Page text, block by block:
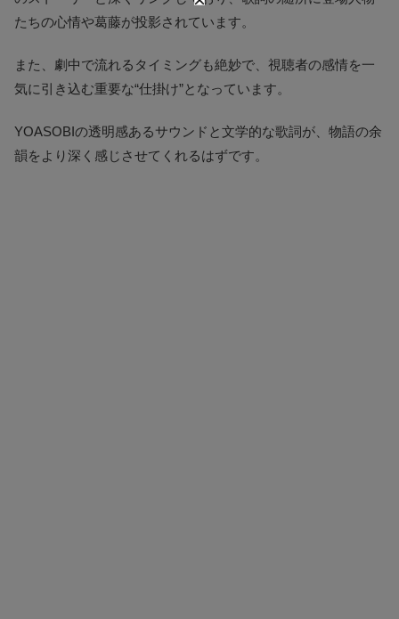
たちの心情や葛藤が投影されています。
また、劇中で流れるタイミングも絶妙で、視聴者の感情を一
気に引き込む重要な“仕掛け”となっています。
YOASOBIの透明感あるサウンドと文学的な歌詞が、物語の余
韻をより深く感じさせてくれるはずです。